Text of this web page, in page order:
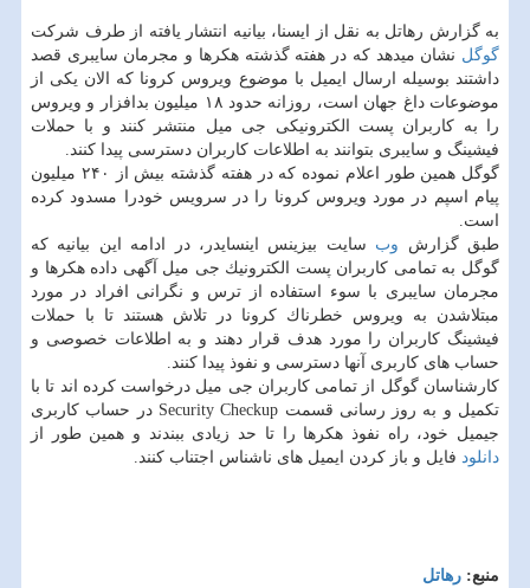
به گزارش رهاتل به نقل از ایسنا، بیانیه انتشار یافته از طرف شركت
گوگل نشان میدهد كه در هفته گذشته هكرها و مجرمان سایبری قصد
داشتند بوسیله ارسال ایمیل با موضوع ویروس كرونا كه الان یكی از
موضوعات داغ جهان است، روزانه حدود ۱۸ میلیون بدافزار و ویروس
را به كاربران پست الكترونیكی جی میل منتشر كنند و با حملات
فیشینگ و سایبری بتوانند به اطلاعات كاربران دسترسی پیدا كنند.
گوگل همین طور اعلام نموده كه در هفته گذشته بیش از ۲۴۰ میلیون
پیام اسپم در مورد ویروس كرونا را در سرویس خودرا مسدود كرده
است.
طبق گزارش وب سایت بیزینس اینسایدر، در ادامه این بیانیه كه
گوگل به تمامی كاربران پست الكترونیك جی میل آگهی داده هكرها و
مجرمان سایبری با سوء استفاده از ترس و نگرانی افراد در مورد
مبتلاشدن به ویروس خطرناك كرونا در تلاش هستند تا با حملات
فیشینگ كاربران را مورد هدف قرار دهند و به اطلاعات خصوصی و
حساب های كاربری آنها دسترسی و نفوذ پیدا كنند.
كارشناسان گوگل از تمامی كاربران جی میل درخواست كرده اند تا با
تكمیل و به روز رسانی قسمت Security Checkup در حساب كاربری
جیمیل خود، راه نفوذ هكرها را تا حد زیادی ببندند و همین طور از
دانلود فایل و باز كردن ایمیل های ناشناس اجتناب كنند.
منبع: رهاتل